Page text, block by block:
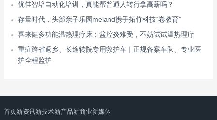
优佳智培自动化培训，真能帮普通人转行拿高薪吗？
存量时代，头部亲子乐园meland携手拓竹科技“卷教育”
喜来健多功能温热理疗床：盆腔炎难受，不妨试试温热理疗
重症跨省返乡、长途转院专用救护车｜正规备案车队、专业医
护全程监护
首页新资讯新技术新产品新商业新媒体